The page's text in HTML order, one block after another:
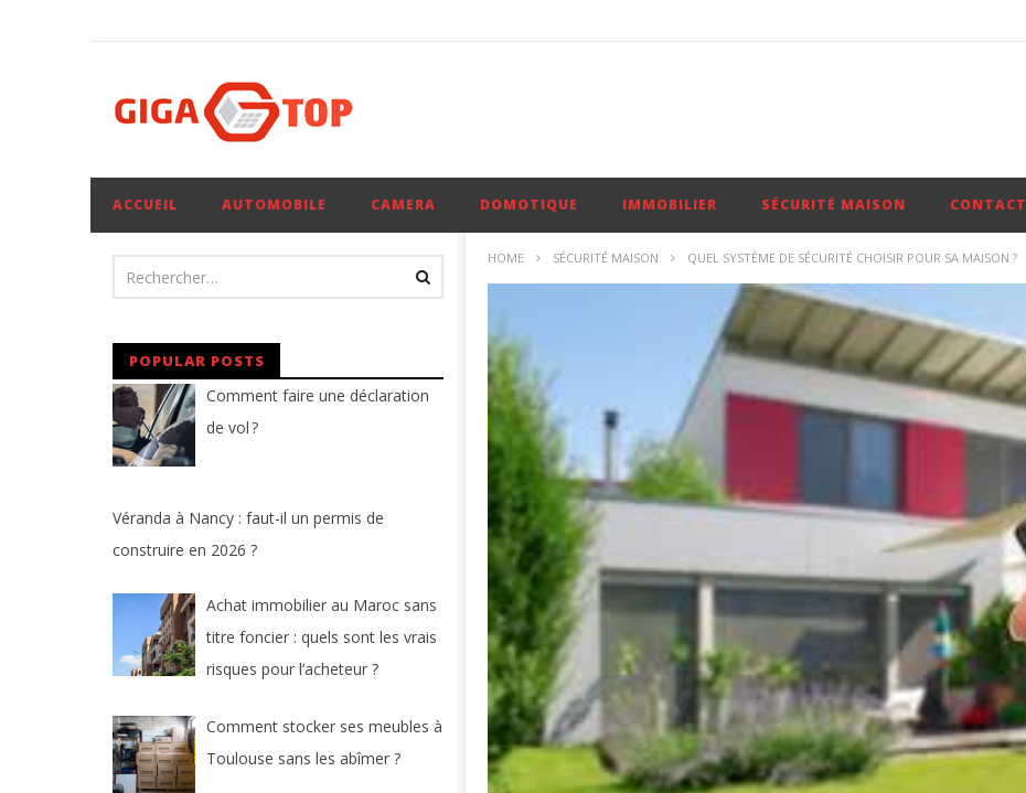
ACCUEIL AUTOMOBILE CAMERA DOMOTIQUE IMMOBILIER SÉCURITÉ MAISON CONTACT
HOME SÉCURITÉ MAISON QUEL SYSTÈME DE SÉCURITÉ CHOISIR POUR SA MAISON ?
POPULAR POSTS
Comment faire une déclaration
de vol ?
Véranda à Nancy : faut-il un permis de
construire en 2026 ?
Achat immobilier au Maroc sans
titre foncier : quels sont les vrais
risques pour l’acheteur ?
Comment stocker ses meubles à
Toulouse sans les abîmer ?